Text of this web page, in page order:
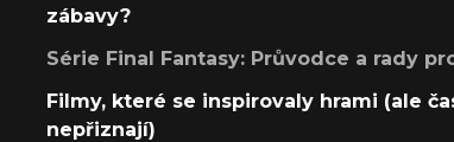
zábavy?
Série Final Fantasy: Průvodce a rady
Filmy, které se inspirovaly hrami (ale
nepřiznají)